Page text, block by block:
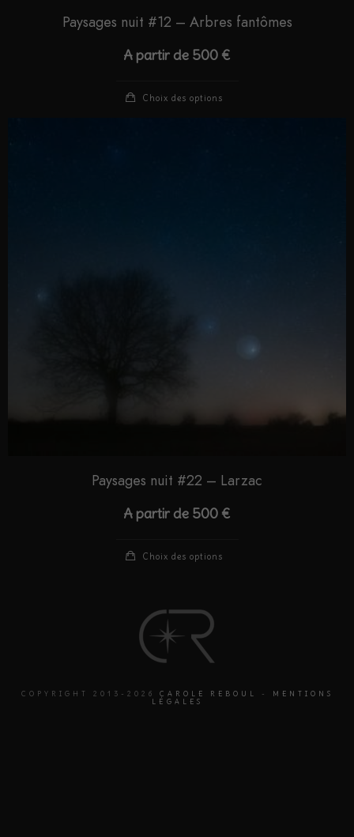
Paysages nuit #12 – Arbres fantômes
A partir de 500 €
Choix des options
Paysages nuit #22 – Larzac
A partir de 500 €
Choix des options
COPYRIGHT 2013-2026 CAROLE REBOUL -
MENTIONS
LÉGALES